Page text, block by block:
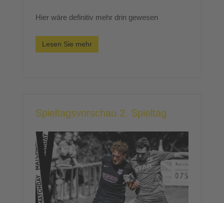
Hier wäre definitiv mehr drin gewesen
Lesen Sie mehr
Spieltagsvorschau 2. Spieltag